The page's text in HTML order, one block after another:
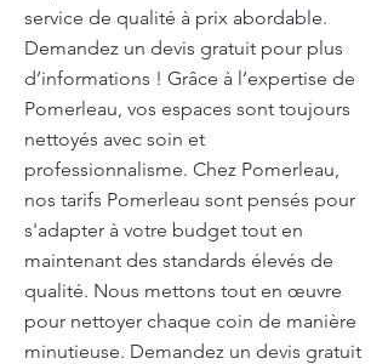
service de qualité à prix abordable.
Demandez un devis gratuit pour plus
d’informations ! Grâce à l’expertise de
Pomerleau, vos espaces sont toujours
nettoyés avec soin et
professionnalisme. Chez Pomerleau,
nos tarifs Pomerleau sont pensés pour
s'adapter à votre budget tout en
maintenant des standards élevés de
qualité. Nous mettons tout en œuvre
pour nettoyer chaque coin de manière
minutieuse. Demandez un devis gratuit